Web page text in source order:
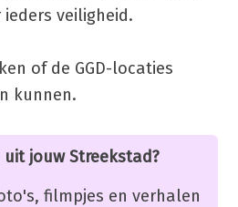
veiligheid.
of de GGD-locaties
kunnen.
jouw Streekstad?
filmpjes en verhalen